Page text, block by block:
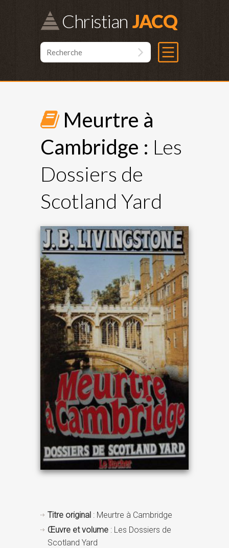
Christian
Meurtre à
Cambridge : Les
Dossiers de
Scotland Yard
Titre original : Meurtre à Cambridge
Œuvre et volume : Les Dossiers de
Scotland Yard